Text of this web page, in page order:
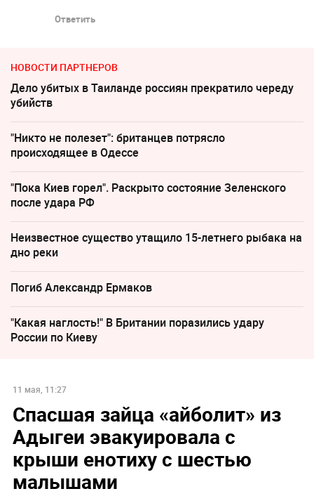
Ответить
НОВОСТИ ПАРТНЕРОВ
Дело убитых в Таиланде россиян прекратило череду
убийств
"Никто не полезет": британцев потрясло
происходящее в Одессе
"Пока Киев горел". Раскрыто состояние Зеленского
после удара РФ
Неизвестное существо утащило 15-летнего рыбака на
дно реки
Погиб Александр Ермаков
"Какая наглость!" В Британии поразились удару
России по Киеву
11 мая, 11:27
Спасшая зайца «айболит» из
Адыгеи эвакуировала с
крыши енотиху с шестью
малышами